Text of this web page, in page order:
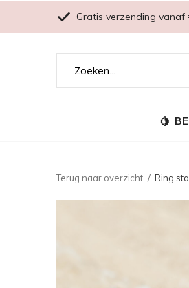
Gratis verzending vanaf
Terug naar overzicht Ring